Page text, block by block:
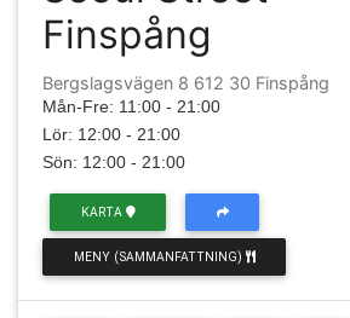
Finspång
Bergslagsvägen 8 612 30 Finspång
Mån-Fre: 11:00 - 21:00
Lör: 12:00 - 21:00
Sön: 12:00 - 21:00
KARTA
MENY (SAMMANFATTNING)